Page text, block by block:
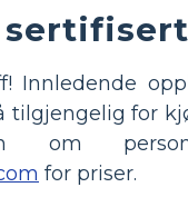
Innledende
tilgjengelig for
om
for priser.